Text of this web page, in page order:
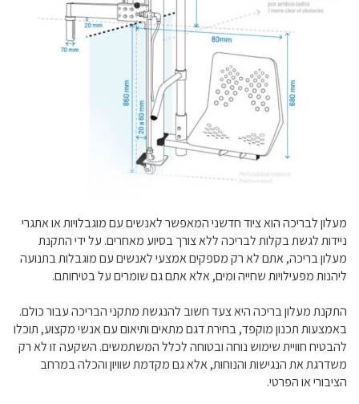
מעלון לבריכה הוא ציוד חדשני המאפשר לאנשים עם מוגבלויות או אתגרי
ניידות לגשת בקלות לבריכה ללא צורך בסיוע מאחרים. על ידי התקנת
מעלון בריכה, אתם לא רק מספקים אמצעי לאנשים עם מוגבלות בתנועה
ליהנות מפעילויות שחייה ומים, אלא אתם גם שומרים על בטיחותם.
התקנת מעלון בריכה היא צעד חשוב להנגשת מתקני הבריכה עבור כולם.
באמצעות תכנון מוקפד, בחירת דגם מתאים ותיאום עם אנשי מקצוע, תוכלו
להבטיח חוויית שימוש נוחה ובטוחה לכלל המשתמשים. השקעה זו לא רק
משדרגת את הנגישות והנוחות, אלא גם מקדמת שוויון והכלה במרחב
הציבורי או הפרטי.